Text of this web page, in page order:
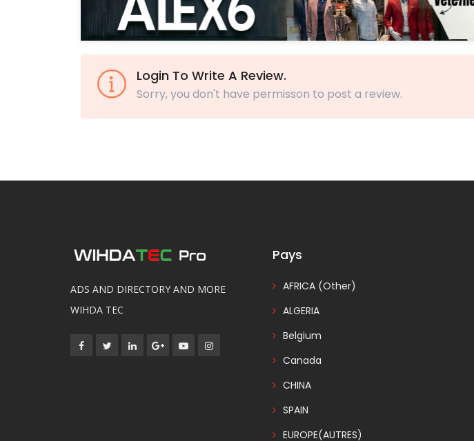
Login To Write A Review.
Sorry, you don't have permisson to post a review.
ADS AND DIRECTORY AND MORE
WIHDA TEC
Pays
AFRICA (Other)
ALGERIA
Belgium
Canada
CHINA
SPAIN
EUROPE(AUTRES)